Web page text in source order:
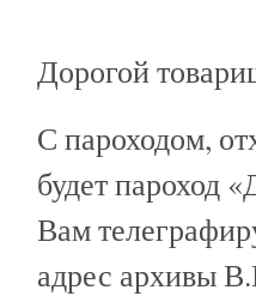
Дорогой
С пароходом,
будет пароход
Вам
адрес архивы